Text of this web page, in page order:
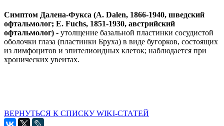
Симптом Далена-Фукса (A. Dalen, 1866-1940, шведский
офтальмолог; Е. Fuchs, 1851-1930, австрийский
офтальмолог) - утолщение базальной пластинки сосудистой
оболочки глаза (пластинки Бруха) в виде бугорков, состоящих
из лимфоцитов и эпителиоидных клеток; наблюдается при
хронических увеитах.
ВЕРНУТЬСЯ К СПИСКУ WIKI-СТАТЕЙ